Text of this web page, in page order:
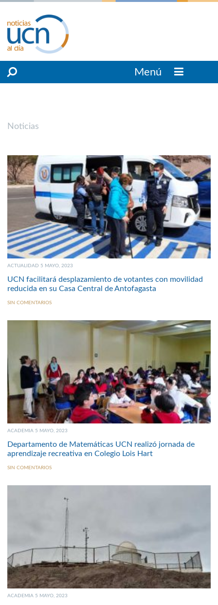
Menú
Noticias
ACTUALIDAD 5 MAYO, 2023
UCN facilitará desplazamiento de votantes con movilidad
reducida en su Casa Central de Antofagasta
SIN COMENTARIOS
ACADEMIA 5 MAYO, 2023
Departamento de Matemáticas UCN realizó jornada de
aprendizaje recreativa en Colegio Lois Hart
SIN COMENTARIOS
ACADEMIA 5 MAYO, 2023